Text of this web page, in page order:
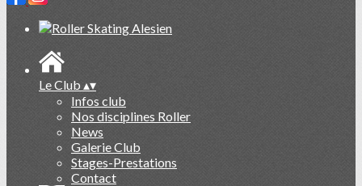
Le Club▴▾
Infos club
Nos disciplines Roller
News
Galerie Club
Stages-Prestations
Contact